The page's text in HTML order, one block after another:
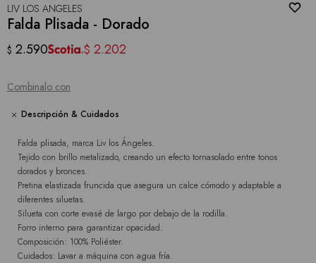
LIV LOS ANGELES
Falda Plisada - Dorado
$ 2.590 $ 2.202
Combinalo con
Descripción & Cuidados
Falda plisada, marca Liv los Ángeles.
Tejido con brillo metalizado, creando un efecto tornasolado entre tonos
dorados y bronces.
Pretina elastizada fruncida que asegura un calce cómodo y adaptable a
diferentes siluetas.
Silueta con corte evasé de largo por debajo de la rodilla.
Forro interno para garantizar opacidad.
Composición: 100% Poliéster.
Cuidados: Lavar a máquina con agua fría.